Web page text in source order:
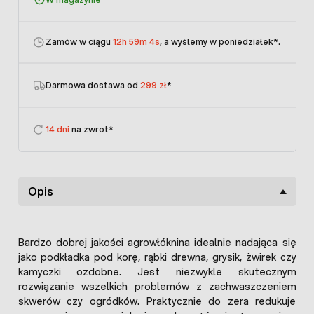
Zamów w ciągu 12h 59m 4s, a wyślemy w poniedziałek*.
Darmowa dostawa od 299 zł*
14 dni na zwrot*
Opis
Bardzo dobrej jakości agrowłóknina idealnie nadająca się
jako podkładka pod korę, rąbki drewna, grysik, żwirek czy
kamyczki ozdobne. Jest niezwykle skutecznym
rozwiązanie wszelkich problemów z zachwaszczeniem
skwerów czy ogródków. Praktycznie do zera redukuje